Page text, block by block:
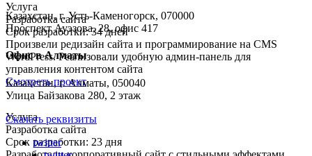
Услуга
Разработка сайта
Срок разработки: 34 дней
Произвели редизайн сайта и программирование на CMS
WordPress. Реализовали удобную админ-панель для
управления контентом сайта
Смотреть проект
Услуга
Разработка сайта
Срок разработки: 23 дня
Казахстан, г. Усть-Каменогорск, 070000
Проспект Ауэзова, 28, офис 417
Офис в Алматы
Казахстан, г. Алматы, 050040
Улица Байзакова 280, 2 этаж
Скачать реквизиты
twitter